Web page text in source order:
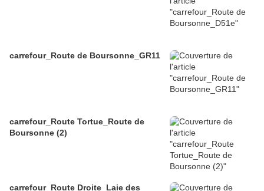
carrefour_Route de Boursonne_GR11
carrefour_Route Tortue_Route de
Boursonne (2)
carrefour_Route Droite_Laie des